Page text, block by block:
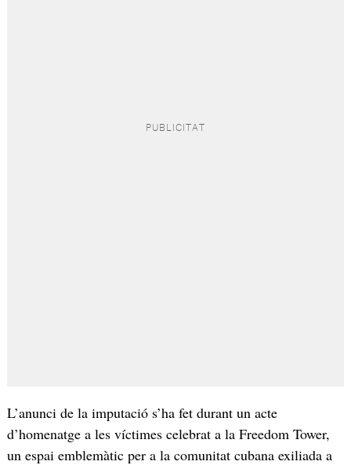
L’anunci de la imputació s’ha fet durant un acte
d’homenatge a les víctimes celebrat a la Freedom Tower,
un espai emblemàtic per a la comunitat cubana exiliada a